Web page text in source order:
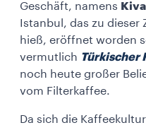
Geschäft, namens
Istanbul, das zu
hieß, eröffnet worden
vermutlich Türkischer
noch heute großer
vom Filterkaffee.
Da sich die